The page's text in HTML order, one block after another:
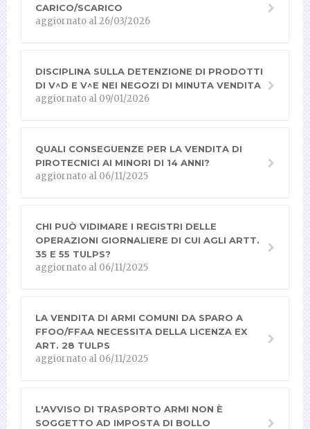
CARICO/SCARICO
aggiornato al 26/03/2026
DISCIPLINA SULLA DETENZIONE DI PRODOTTI
DI V^D E V^E NEI NEGOZI DI MINUTA VENDITA
aggiornato al 09/01/2026
QUALI CONSEGUENZE PER LA VENDITA DI
PIROTECNICI AI MINORI DI 14 ANNI?
aggiornato al 06/11/2025
CHI PUÒ VIDIMARE I REGISTRI DELLE
OPERAZIONI GIORNALIERE DI CUI AGLI ARTT.
35 E 55 TULPS?
aggiornato al 06/11/2025
LA VENDITA DI ARMI COMUNI DA SPARO A
FFOO/FFAA NECESSITA DELLA LICENZA EX
ART. 28 TULPS
aggiornato al 06/11/2025
L'AVVISO DI TRASPORTO ARMI NON È
SOGGETTO AD IMPOSTA DI BOLLO